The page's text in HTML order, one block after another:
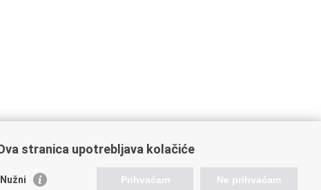
stranica upotrebljava kolačiće
Nužni Prihvaćam Ne prihvaćam